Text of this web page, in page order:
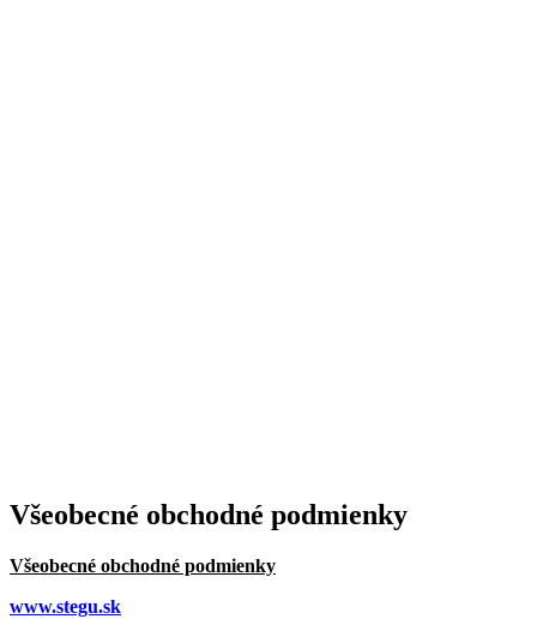
Všeobecné obchodné podmienky
Všeobecné obchodné podmienky
www.stegu.sk